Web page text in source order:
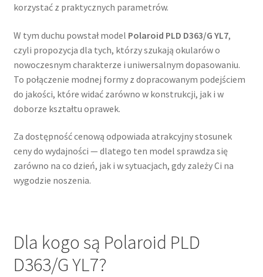
korzystać z praktycznych parametrów.
W tym duchu powstał model Polaroid PLD D363/G YL7,
czyli propozycja dla tych, którzy szukają okularów o
nowoczesnym charakterze i uniwersalnym dopasowaniu.
To połączenie modnej formy z dopracowanym podejściem
do jakości, które widać zarówno w konstrukcji, jak i w
doborze kształtu oprawek.
Za dostępność cenową odpowiada atrakcyjny stosunek
ceny do wydajności — dlatego ten model sprawdza się
zarówno na co dzień, jak i w sytuacjach, gdy zależy Ci na
wygodzie noszenia.
Dla kogo są Polaroid PLD
D363/G YL7?